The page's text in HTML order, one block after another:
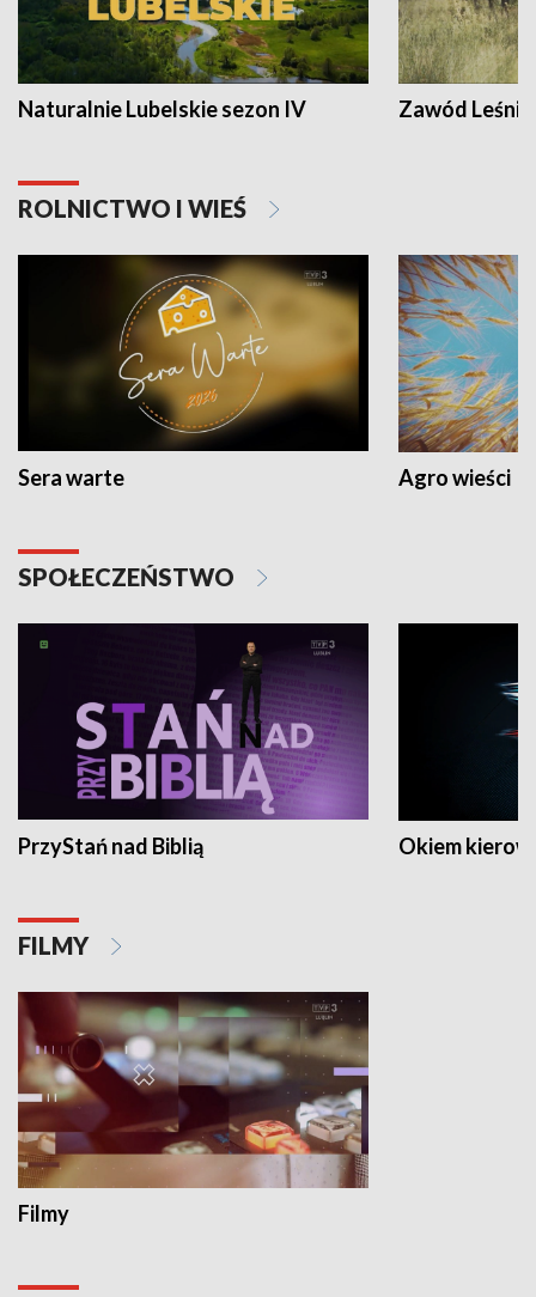
Naturalnie Lubelskie sezon IV Zawód Leśnik
ROLNICTWO I WIEŚ
Sera warte Agro wieści
SPOŁECZEŃSTWO
PrzyStań nad Biblią Okiem
FILMY
Filmy